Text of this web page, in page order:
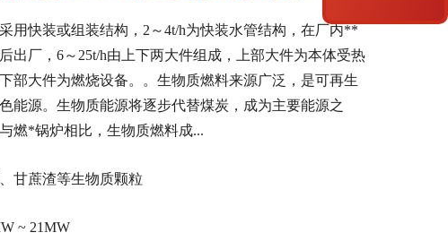
用快装或组装结构，2～4t/h为快装水管结构，在厂内**
出厂，6～25t/h由上下两大件组成，上部大件为本体受热
部大件为燃烧设备。。生物质燃料来源广泛，是可再生
能源。生物质能源将逐步代替煤炭，成为主要能源之
燃*锅炉相比，生物质燃料成...
甘蔗渣等生物质颗粒
~ 21MW